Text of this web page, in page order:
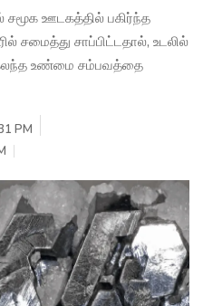
சமூக ஊடகத்தில் பகிர்ந்த
சமைத்து சாப்பிட்டதால், உடலில்
உண்மை சம்பவத்தை
PM